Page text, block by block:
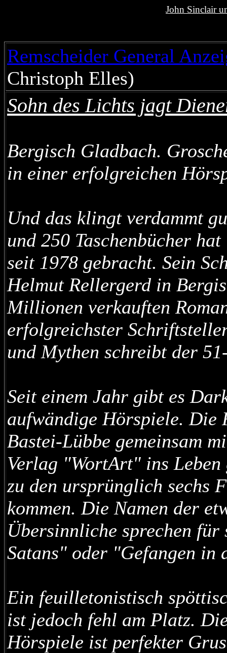
John Sinclair
Remscheider General
Christoph Elles)
Sohn des Lichts jagt
Bergisch Gladbach.
in einer erfolgreichen
Und das klingt verdammt
und 250 Taschenbücher
seit 1978 gebracht. Sein
Helmut Rellergerd in
Millionen verkauften
erfolgreichster
und Mythen schreibt der
Seit einem Jahr gibt es
aufwändige Hörspiele. Die
Bastei-Lübbe gemeinsam
Verlag "WortArt" ins
zu den ursprünglich sechs
kommen. Die Namen der
Übersinnliche sprechen
Satans" oder "Gefangen
Ein feuilletonistisch
ist jedoch fehl am Platz.
Hörspiele ist perfekter